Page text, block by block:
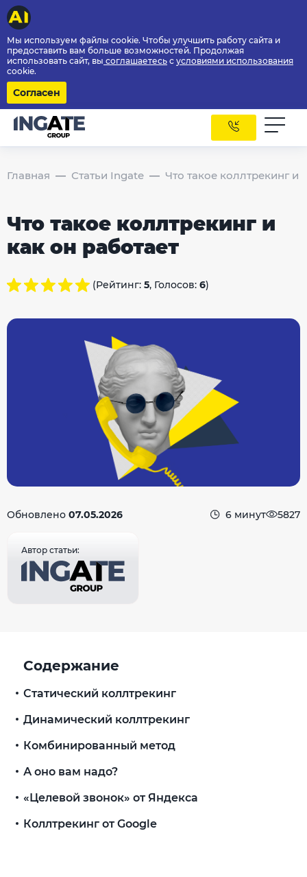
Мы используем файлы cookie. Чтобы улучшить работу сайта и
предоставить вам больше возможностей. Продолжая
использовать сайт, вы соглашаетесь с условиями использования
cookie.
Согласен
Главная Статьи Ingate Что такое коллтрекинг и
Что такое коллтрекинг и
как он работает
(Рейтинг: 5, Голосов: 6)
Обновлено 07.05.2026 6 минут 5827
Автор статьи:
Содержание
Статический коллтрекинг
Динамический коллтрекинг
Комбинированный метод
А оно вам надо?
«Целевой звонок» от Яндекса
Коллтрекинг от Google